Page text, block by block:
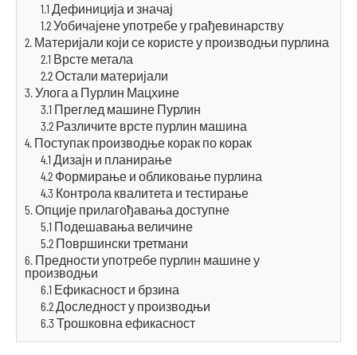
1.1 Дефиниција и значај
1.2 Уобичајене употребе у грађевинарству
2. Материјали који се користе у производњи пурлина
2.1 Врсте метала
2.2 Остали материјали
3. Улога а Пурлин Мацхине
3.1 Преглед машине Пурлин
3.2 Различите врсте пурлин машина
4. Поступак производње корак по корак
4.1 Дизајн и планирање
4.2 Формирање и обликовање пурлина
4.3 Контрола квалитета и тестирање
5. Опције прилагођавања доступне
5.1 Подешавања величине
5.2 Површински третмани
6. Предности употребе пурлин машине у
производњи
6.1 Ефикасност и брзина
6.2 Доследност у производњи
6.3 Трошковна ефикасност